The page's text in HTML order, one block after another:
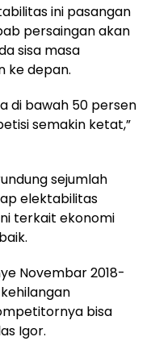
ini pasangan
persaingan akan
sisa masa
ke depan.
di bawah 50 persen
semakin ketat,”
sejumlah
elektabilitas
terkait ekonomi
Novembar 2018-
bisa
Igor.